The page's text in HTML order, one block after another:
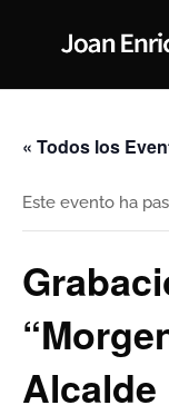
« Todos los
Este evento ha
Alcalde